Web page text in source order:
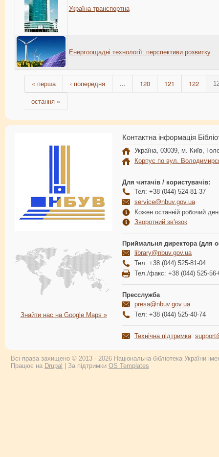
Україна транспортна
Енергоощадні технології: перспективи розвитку
« перша ‹ попередня 120 121 122
остання »
Знайти нас на Google Maps »
Контактна інформація
Україна, 03039, м. Київ,
Корпус по вул.
Для читачів / користувачів:
Тел: +38 (044) 524-81-37
service@nbuv.gov.ua
Кожен останній робочий
Зворотний зв'язок
Приймальня директора (для
library@nbuv.gov.ua
Тел: +38 (044) 525-81-04
Тел./факс: +38 (044) 525-56-
Пресслужба
presa@nbuv.gov.ua
Тел: +38 (044) 525-40-74
Технічна підтримка:
Всі права захищено © 2013 - 2026 Національна бібліотека України
Працює на Drupal | За підтримки OS Templates